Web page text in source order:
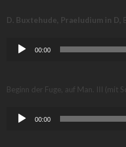
D. Buxtehude, Praeludium in D,
Audio-
Player
00:00
Beginn der Fuge, auf Man. III (mit
Audio-
Player
00:00